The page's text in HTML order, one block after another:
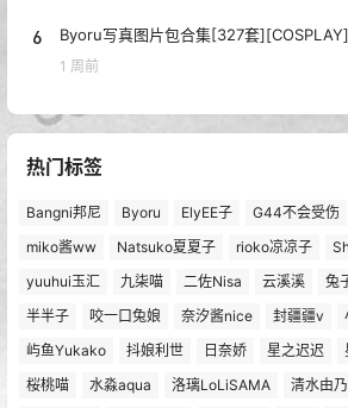
6 Byoru写真图片包合集[327套
1 周前
热门标签
Bangni邦尼 Byoru ElyEE子 G44不会受伤
miko酱ww
Natsuko夏夏子 rioko凉凉子
yuuhui玉汇
九柒喵 二佐Nisa 云溪溪
兔
半半子
咬一口兔娘 奈汐酱nice 封疆疆v
屿鱼Yukako
抖娘利世 日奈娇 星之迟迟
桜桃喵
水淼aqua 洛璃LoLiSAMA 清水由乃